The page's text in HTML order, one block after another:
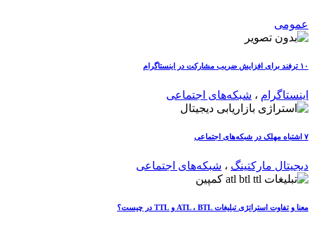
عمومی
۱۰ ترفند برای افزایش ضریب مشارکت در اینستاگرام
اینستاگرام ، شبکه‌های اجتماعی
۷ اشتباه مهلک در شبکه‌های اجتماعی
دیجیتال مارکتینگ ، شبکه‌های اجتماعی
معنا و تفاوت استراتژی تبلیغات ATL ، BTL و TTL در چیست؟